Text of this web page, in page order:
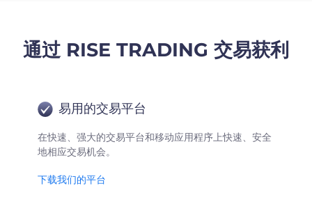
通过 RISE TRADING 交易获利
易用的交易平台
在快速、强大的交易平台和移动应用程序上快速、安全
地相应交易机会。
下载我们的平台